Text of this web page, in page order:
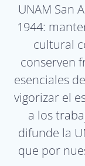
UNAM San
1944:
cultural
conserven
esenciales
vigorizar el
a los
difunde la
que por